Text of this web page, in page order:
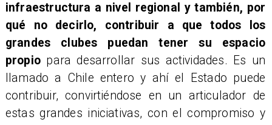
infraestructura a nivel regional y también, por
qué no decirlo, contribuir a que todos los
grandes clubes puedan tener su espacio
propio para desarrollar sus actividades. Es un
llamado a Chile entero y ahí el Estado puede
contribuir, convirtiéndose en un articulador de
estas grandes iniciativas, con el compromiso y